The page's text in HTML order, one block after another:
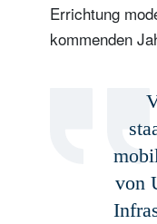
Errichtung
kommenden
von